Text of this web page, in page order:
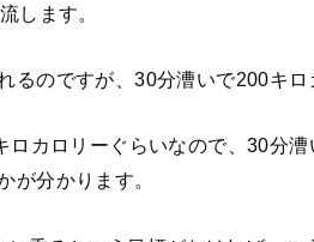
します。
るのですが、30分漕いで200キロ
ロカロリーぐらいなので、30分
が分かります。